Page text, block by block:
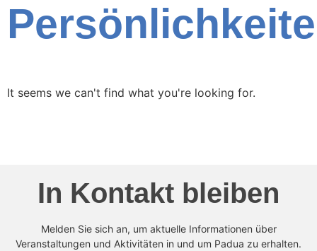
It seems we can't find what you're looking for.
In Kontakt bleiben
Melden Sie sich an, um aktuelle Informationen über
Veranstaltungen und Aktivitäten in und um Padua zu erhalten.